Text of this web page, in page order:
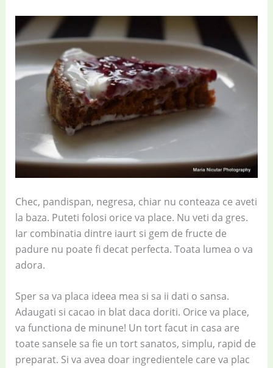
Chec, pandispan, negresa, chiar nu conteaza ce aveti
la baza. Puteti folosi orice va place. Nu veti da gres.
Iar combinatia dintre iaurt si gem de fructe de
padure nu poate fi decat perfecta. Toata lumea o va
adora.
Sper sa va placa ideea mea si sa ii dati o sansa.
Adaugati si cacao in blat daca doriti. Orice va place,
va functiona de minune! Un tort facut in casa are
toate sansele sa fie un tort sanatos, simplu, rapid de
preparat. Si va avea doar ingredientele care va plac